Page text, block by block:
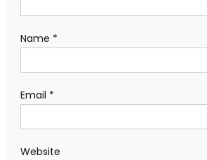
Name *
Email *
Website